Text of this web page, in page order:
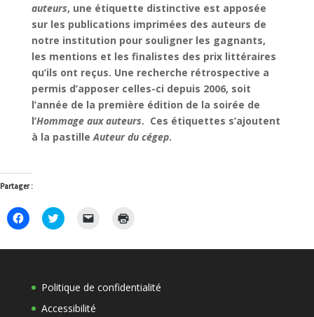
auteurs, une étiquette distinctive est apposée
sur les publications imprimées des auteurs de
notre institution pour souligner les gagnants,
les mentions et les finalistes des prix littéraires
qu’ils ont reçus. Une recherche rétrospective a
permis d’apposer celles-ci depuis 2006, soit
l’année de la première édition de la soirée de
l’Hommage aux auteurs. Ces étiquettes s’ajoutent
à la pastille Auteur du cégep.
Partager :
Cliquez
pour
Facebook(ouvre
fenêtre)
Cliquez
pour
Twitter(ouvre
fenêtre)
Cliquer
lien
à
ami(ouvre
une
Politique de confidentialité
Accessibilité